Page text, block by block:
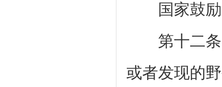
国家鼓励
第十二条
或者发现的